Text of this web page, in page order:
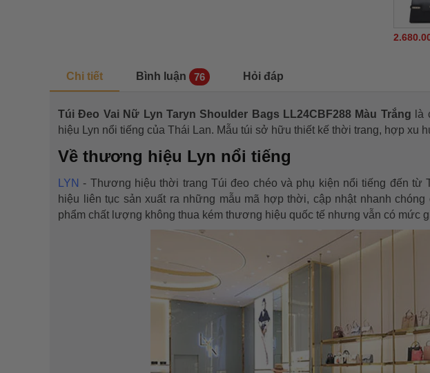
Chi tiết Bình luận 76 Hỏi đáp
Túi Đeo Vai Nữ Lyn Taryn Shoulder Bags LL24CBF288 Màu Trắng là
hiệu Lyn nổi tiếng của Thái Lan. Mẫu túi sở hữu thiết kế thời trang, hợp xu
Về thương hiệu Lyn nổi tiếng
LYN - Thương hiệu thời trang Túi đeo chéo và phụ kiện nổi tiếng đến
hiệu liên tục sản xuất ra những mẫu mã hợp thời, cập nhật nhanh
phẩm chất lượng không thua kém thương hiệu quốc tế nhưng vẫn có mức